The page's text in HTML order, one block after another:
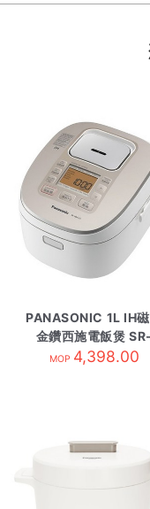
PANASONIC 1L IH
金鑽西施電飯煲 SR-
HBA101
MOP 4,398.00